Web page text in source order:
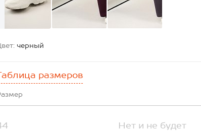
черный
размеров
Нет и не будет